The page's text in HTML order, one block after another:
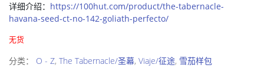
详细介绍： https://100hut.com/product/the-tabernacle-
havana-seed-ct-no-142-goliath-perfecto/
无货
分类： O - Z, The Tabernacle/圣幕, Viaje/征途, 雪茄样包